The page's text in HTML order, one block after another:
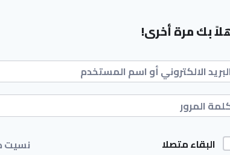
بك مرة أخرى!
البقاء متصلا نسيت